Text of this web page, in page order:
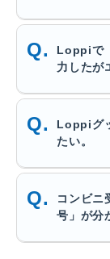
Loppiで
力したが
Loppiグ
たい。
コンビニ
号」が分